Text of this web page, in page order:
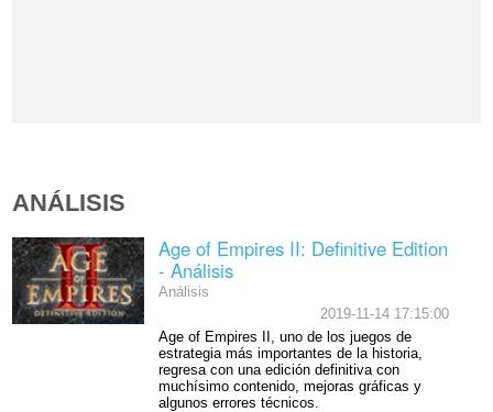
ANÁLISIS
Age of Empires II: Definitive Edition
- Análisis
Análisis
2019-11-14 17:15:00
Age of Empires II, uno de los juegos de
estrategia más importantes de la historia,
regresa con una edición definitiva con
muchísimo contenido, mejoras gráficas y
algunos errores técnicos.